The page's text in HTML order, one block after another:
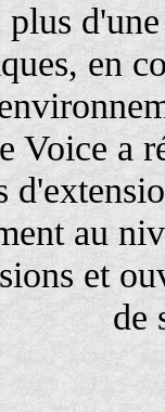
plus
en
Voice a
au
et
de